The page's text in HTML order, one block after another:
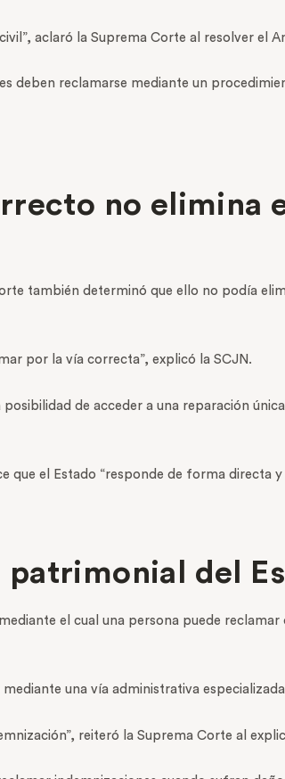
aclaró la Suprema Corte al resolver el
deben reclamarse mediante un
no elimina
también determinó que ello no podía
por la vía correcta”, explicó la SCJN.
de acceder a una reparación
el Estado “responde de forma directa
patrimonial del
el cual una persona puede
una vía administrativa
reiteró la Suprema Corte al